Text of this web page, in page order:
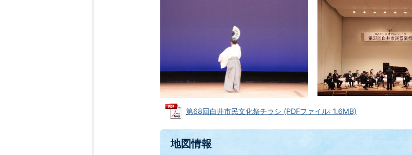
第68回白井市民文化祭チラシ (PDFファイル: 1.6MB)
地図情報